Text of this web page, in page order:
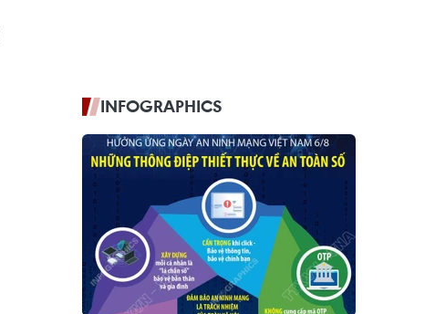
INFOGRAPHICS